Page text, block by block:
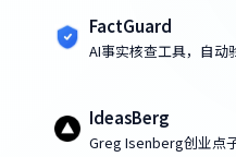
FactGuard
AI事实核查工具，自动
IdeasBerg
Greg Isenberg创业点